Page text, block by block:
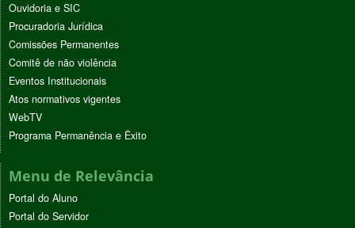
Ouvidoria e SIC
Procuradoria Jurídica
Comissões Permanentes
Comitê de não violência
Eventos Institucionais
Atos normativos vigentes
WebTV
Programa Permanência e Êxito
Menu de Relevância
Portal do Aluno
Portal do Servidor